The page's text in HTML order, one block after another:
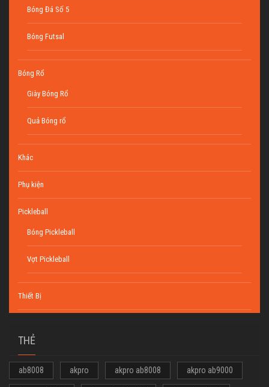
Bóng Đá Số 5
Bóng Futsal
Bóng Rổ
Giày Bóng Rổ
Quả Bóng rổ
Khác
Phụ kiện
Pickleball
Bóng Pickleball
Vợt Pickleball
Thiết Bị
THẺ
ab8008 akpro akpro ab8008 akpro ab9000